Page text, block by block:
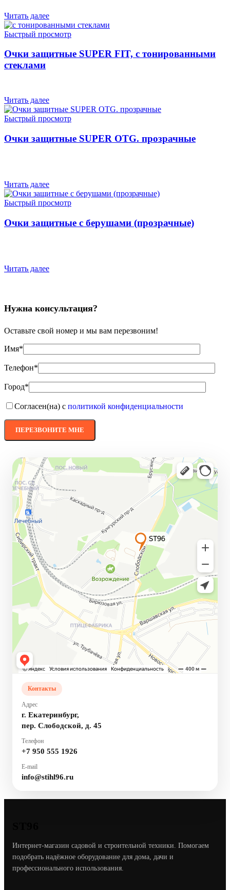
Читать далее
Быстрый просмотр
Очки защитные SUPER FIT, с тонированными
стеклами
Читать далее
Быстрый просмотр
Очки защитные SUPER OTG. прозрачные
Читать далее
Быстрый просмотр
Очки защитные с берушами (прозрачные)
Читать далее
Нужна консультация?
Оставьте свой номер и мы вам перезвоним!
Имя*
Телефон*
Город*
Согласен(на) с политикой конфиденциальности
Контакты
Адрес
г. Екатеринбург,
пер. Слободской, д. 45
Телефон
+7 950 555 1926
E-mail
info@stihl96.ru
Интернет-магазин садовой и строительной техники. Помогаем
подобрать надёжное оборудование для дома, дачи и
профессионального использования.